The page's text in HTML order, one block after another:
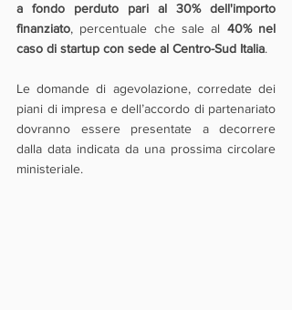
a fondo perduto pari al 30% dell'importo
finanziato, percentuale che sale al 40% nel
caso di startup con sede al Centro-Sud Italia.
Le domande di agevolazione, corredate dei
piani di impresa e dell’accordo di partenariato
dovranno essere presentate a decorrere
dalla data indicata da una prossima circolare
ministeriale.